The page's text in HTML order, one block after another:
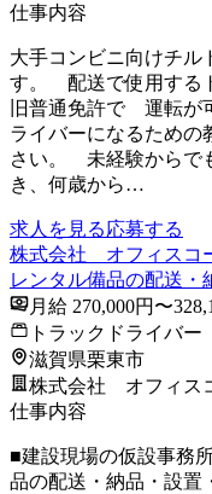
仕事内容
大手コンビニ向けチル
す。 配送で使用する
旧普通免許で 運転
ライバーになるための
さい。 未経験からで
き、何歳から…
求人を見る応募する
株式会社 オフィスコ
レンタル備品の配送・
月給 270,000円〜
トラックドライバー
滋賀県栗東市
株式会社 オフィス
仕事内容
■建設現場の仮設事務
品の配送・納品・設